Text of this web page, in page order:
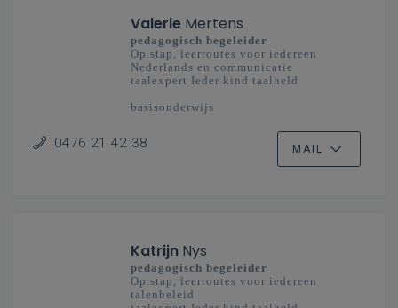
Valerie Mertens
pedagogisch begeleider
Op.stap, leerroutes voor iedereen
Nederlands en communicatie
taalexpert Ieder kind taalheld
basisonderwijs
0476 21 42 38 MAIL
Katrijn Nys
pedagogisch begeleider
Op.stap, leerroutes voor iedereen
talenbeleid